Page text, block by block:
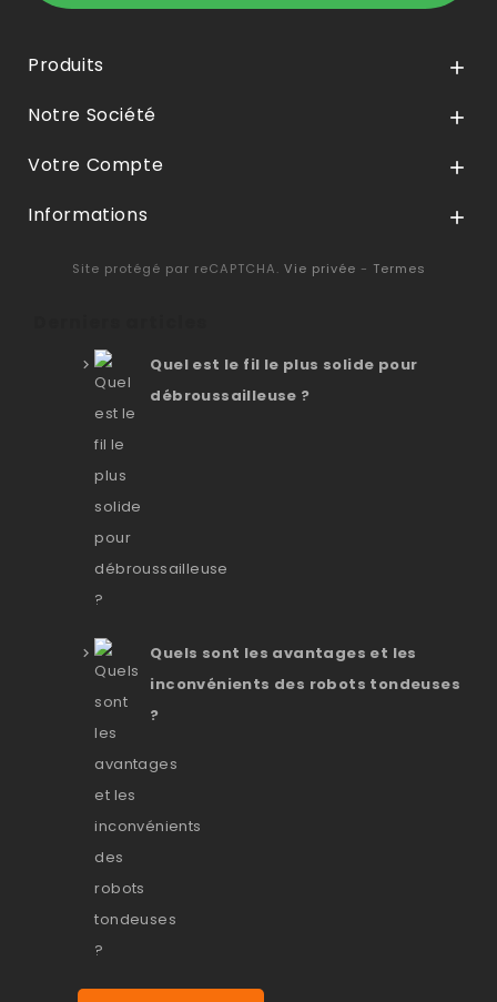
Produits 
Notre Société 
Votre Compte 
Informations 
Site protégé par reCAPTCHA. Vie privée - Termes
Quel est le fil le plus solide pour
débroussailleuse ?
Quels sont les avantages et les
inconvénients des robots tondeuses
?